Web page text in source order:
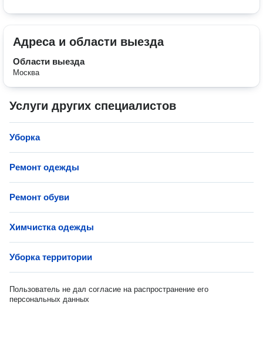
Адреса и области выезда
Области выезда
Москва
Услуги других специалистов
Уборка
Ремонт одежды
Ремонт обуви
Химчистка одежды
Уборка территории
Пользователь не дал согласие на распространение его
персональных данных